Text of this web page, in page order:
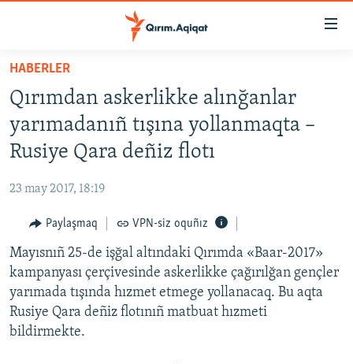
Esas
qaytmaq
Baş
navigatsiyağa
qaytmaq
Qıdıruvğa
qaytmaq
HABERLER
SİYASET
İQTİSADİYAT
MEDENİYET
İNSAN AQLARI
VİDEO
SÜRET
BLOGLAR
FİKİR
HABERLER
Qırımdan askerlikke alınğanlar
yarımadanıñ tışına yollanmaqta –
Rusiye Qara deñiz flotı
23 may 2017, 18:19
Paylaşmaq VPN-siz oquñız
Mayısnıñ 25-de işğal altındaki Qırımda «Baar-2017»
kampanyası çerçivesinde askerlikke çağırılğan gençler
yarımada tışında hızmet etmege yollanacaq. Bu aqta
Rusiye Qara deñiz flotınıñ matbuat hızmeti
bildirmekte.